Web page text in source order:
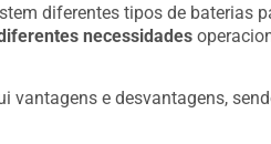
diferentes tipos de baterias
necessidades
vantagens e desvantagens,